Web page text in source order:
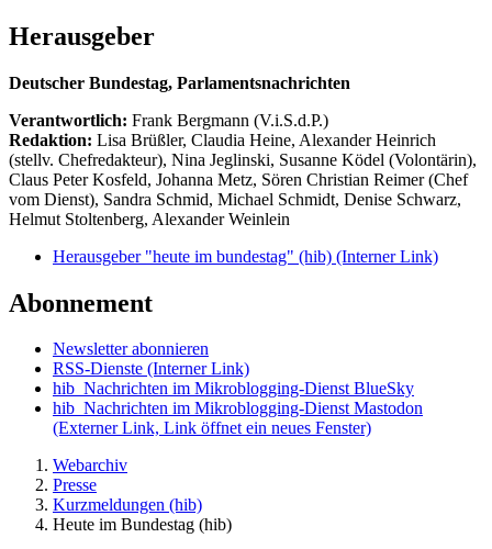
Herausgeber
Deutscher Bundestag, Parlamentsnachrichten
Verantwortlich: Frank Bergmann (V.i.S.d.P.)
Redaktion: Lisa Brüßler, Claudia Heine, Alexander Heinrich
(stellv. Chefredakteur), Nina Jeglinski, Susanne Ködel (Volontärin),
Claus Peter Kosfeld, Johanna Metz, Sören Christian Reimer (Chef
vom Dienst), Sandra Schmid, Michael Schmidt, Denise Schwarz,
Helmut Stoltenberg, Alexander Weinlein
Herausgeber "heute im bundestag" (hib) (Interner Link)
Abonnement
Newsletter abonnieren
RSS-Dienste (Interner Link)
hib_Nachrichten im Mikroblogging-Dienst BlueSky
hib_Nachrichten im Mikroblogging-Dienst Mastodon
(Externer Link, Link öffnet ein neues Fenster)
Webarchiv
Presse
Kurzmeldungen (hib)
Heute im Bundestag (hib)